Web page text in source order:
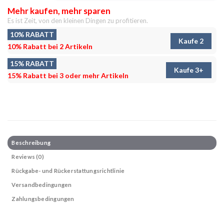
Mehr kaufen, mehr sparen
Es ist Zeit, von den kleinen Dingen zu profitieren.
10% RABATT
10% Rabatt bei 2 Artikeln
Kaufe 2
15% RABATT
15% Rabatt bei 3 oder mehr Artikeln
Kaufe 3+
Beschreibung
Reviews (0)
Rückgabe- und Rückerstattungsrichtlinie
Versandbedingungen
Zahlungsbedingungen